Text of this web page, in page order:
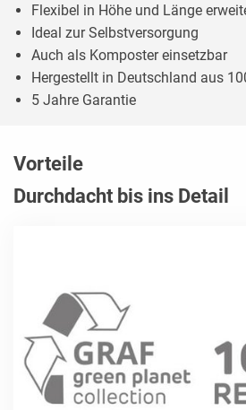
Flexibel in Höhe und Länge
Ideal zur Selbstversorgung
Auch als Komposter einsetzbar
Hergestellt in Deutschland aus
5 Jahre Garantie
Vorteile
Durchdacht bis ins Detail